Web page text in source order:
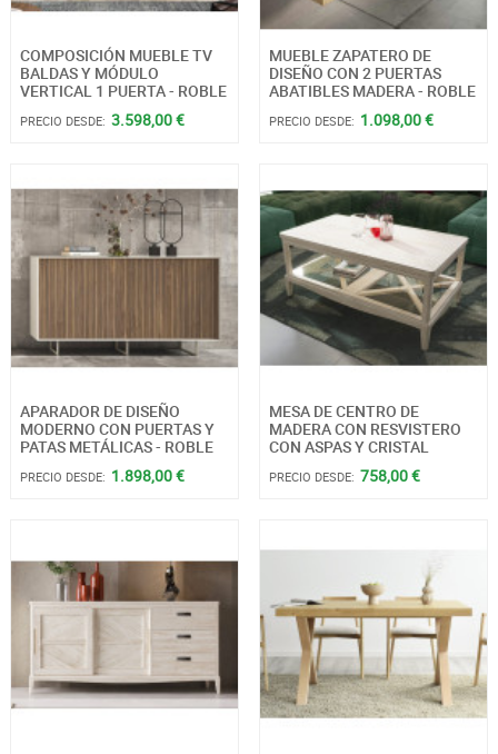
COMPOSICIÓN MUEBLE TV
BALDAS Y MÓDULO
VERTICAL 1 PUERTA - ROBLE
PRECIO DESDE: 3.598,00 €
MUEBLE ZAPATERO DE
DISEÑO CON 2 PUERTAS
ABATIBLES MADERA - ROBLE
PRECIO DESDE: 1.098,00 €
APARADOR DE DISEÑO
MODERNO CON PUERTAS Y
PATAS METÁLICAS - ROBLE
PRECIO DESDE: 1.898,00 €
MESA DE CENTRO DE
MADERA CON RESVISTERO
CON ASPAS Y CRISTAL
PRECIO DESDE: 758,00 €